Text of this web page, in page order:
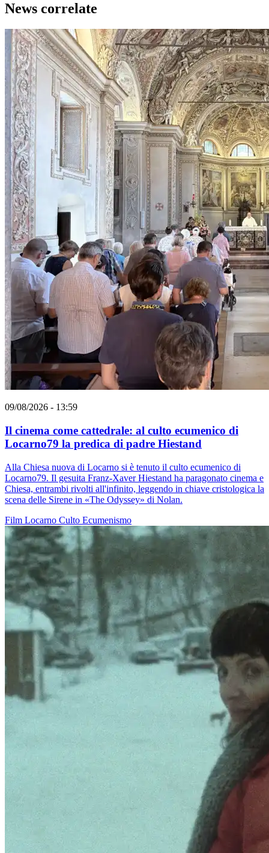
News correlate
09/08/2026 - 13:59
Il cinema come cattedrale: al culto ecumenico di
Locarno79 la predica di padre Hiestand
Alla Chiesa nuova di Locarno si è tenuto il culto ecumenico di
Locarno79. Il gesuita Franz-Xaver Hiestand ha paragonato cinema e
Chiesa, entrambi rivolti all'infinito, leggendo in chiave cristologica la
scena delle Sirene in «The Odyssey» di Nolan.
Film Locarno Culto Ecumenismo